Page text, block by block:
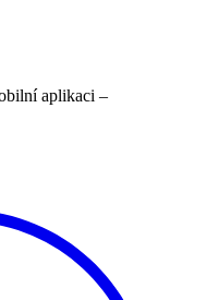
aplikaci –